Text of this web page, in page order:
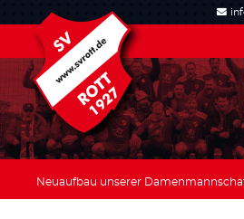
Neuaufbau unserer